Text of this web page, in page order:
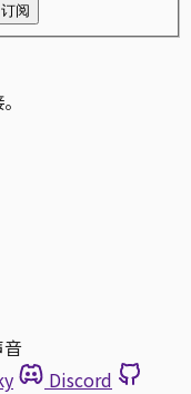
订阅
Discord